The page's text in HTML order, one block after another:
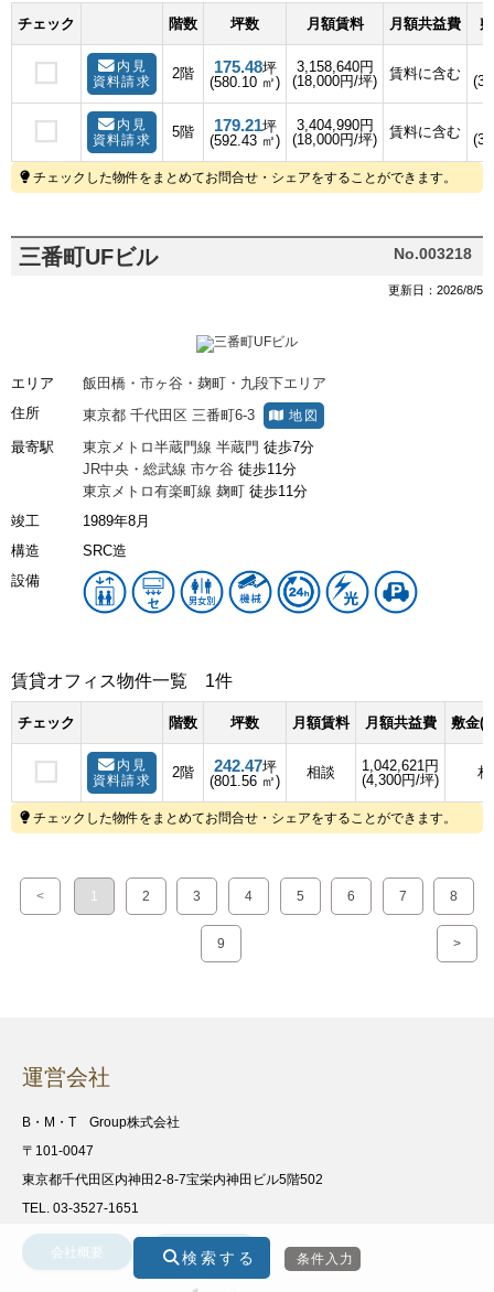
チェック 階数 坪数 月額賃料 月額共益費
内見
資料請求
2階 175.48坪
(580.10 ㎡)
3,158,640円
(18,000円/坪)
賃料に含む
内見
資料請求
5階 179.21坪
(592.43 ㎡)
3,404,990円
(18,000円/坪)
賃料に含む
チェックした物件をまとめてお問合せ・シェアをすることができます。
三番町UFビル No.003218
更新日：2026/8/5
エリア
飯田橋・市ヶ谷・麹町・九段下エリア
住所
東京都 千代田区 三番町6-3 地図
最寄駅 東京メトロ半蔵門線 半蔵門 徒歩7分
JR中央・総武線 市ケ谷 徒歩11分
東京メトロ有楽町線 麹町 徒歩11分
竣工
1989年8月
構造
SRC造
設備
賃貸オフィス物件一覧 1件
チェック 階数 坪数 月額賃料 月額共益費 敷金(
内見
資料請求
2階 242.47坪
(801.56 ㎡)
相談
1,042,621円
(4,300円/坪)
チェックした物件をまとめてお問合せ・シェアをすることができます。
< 1 2 3 4 5 6 7 8
9 >
検索する 条件入力
運営会社
B・M・T Group株式会社
〒101-0047
東京都千代田区内神田2-8-7宝栄内神田ビル5階502
TEL. 03-3527-1651
会社概要 お問合わせ